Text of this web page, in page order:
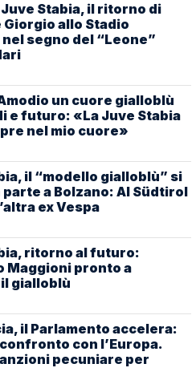
Juve Stabia, il ritorno di
Giorgio allo Stadio
segno del “Leone”
un cuore gialloblù
e futuro: «La Juve Stabia
nel mio cuore»
il “modello gialloblù” si
a Bolzano: Al Südtirol
ex Vespa
ritorno al futuro:
Maggioni pronto a
gialloblù
il Parlamento accelera:
con l’Europa.
pecuniare per